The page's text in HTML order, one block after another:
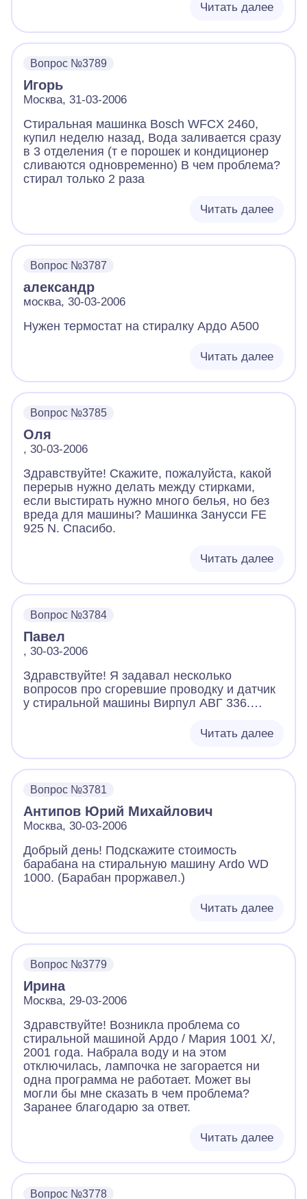
Читать далее
Вопрос №3789
Игорь
Москва, 31-03-2006
Стиральная машинка Bosch WFCX 2460,
купил неделю назад, Вода заливается сразу
в 3 отделения (т е порошек и кондиционер
сливаются одновременно) В чем проблема?
стирал только 2 раза
Читать далее
Вопрос №3787
александр
москва, 30-03-2006
Нужен термостат на стиралку Ардо А500
Читать далее
Вопрос №3785
Оля
, 30-03-2006
Здравствуйте! Скажите, пожалуйста, какой
перерыв нужно делать между стирками,
если выстирать нужно много белья, но без
вреда для машины? Машинка Занусси FE
925 N. Спасибо.
Читать далее
Вопрос №3784
Павел
, 30-03-2006
Здравствуйте! Я задавал несколько
вопросов про сгоревшие проводку и датчик
у стиральной машины Вирпул АВГ 336.
называется датчик, который у меня
датчиком температуры? Можно ли его у вас
купить и сколько он стоит? Можно ли
заказать и сколько это будет стоить
оплавившийся жгут проводов (подходят к
ТЭНу, оплавившемуся датчику, к массе)?
Читать далее
Вопрос №3781
Антипов Юрий Михайлович
Москва, 30-03-2006
Добрый день! Подскажите стоимость
барабана на стиральную машину Ardo WD
1000. (Барабан проржавел.)
Читать далее
Вопрос №3779
Ирина
Москва, 29-03-2006
Здравствуйте! Возникла проблема со
стиральной машиной Ардо / Мария 1001 Х/,
2001 года. Набрала воду и на этом
отключилась, лампочка не загорается ни
одна программа не работает. Может вы
могли бы мне сказать в чем проблема?
Заранее благодарю за ответ.
Читать далее
Вопрос №3778